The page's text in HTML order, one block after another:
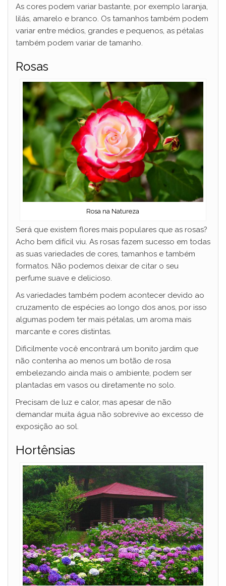
As cores podem variar bastante, por exemplo laranja,
lilás, amarelo e branco. Os tamanhos também podem
variar entre médios, grandes e pequenos, as pétalas
também podem variar de tamanho.
Rosas
Rosa na Natureza
Será que existem flores mais populares que as rosas?
Acho bem difícil viu. As rosas fazem sucesso em todas
as suas variedades de cores, tamanhos e também
formatos. Não podemos deixar de citar o seu
perfume suave e delicioso.
As variedades também podem acontecer devido ao
cruzamento de espécies ao longo dos anos, por isso
algumas podem ter mais pétalas, um aroma mais
marcante e cores distintas.
Dificilmente você encontrará um bonito jardim que
não contenha ao menos um botão de rosa
embelezando ainda mais o ambiente, podem ser
plantadas em vasos ou diretamente no solo.
Precisam de luz e calor, mas apesar de não
demandar muita água não sobrevive ao excesso de
exposição ao sol.
Hortênsias